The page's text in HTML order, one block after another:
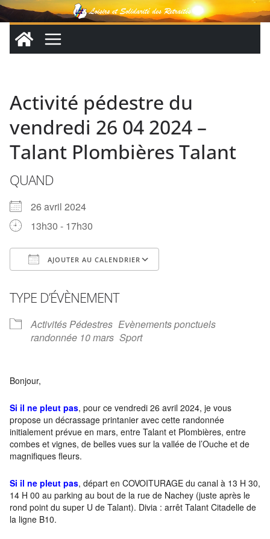
Passer
au
contenu
Activité pédestre du
vendredi 26 04 2024 –
Talant Plombières Talant
QUAND
26 avril 2024
13h30 - 17h30
AJOUTER AU CALENDRIER
TYPE D’ÉVÈNEMENT
Activités Pédestres Evènements ponctuels
randonnée 10 mars Sport
Bonjour,
Si il ne pleut pas, pour ce vendredi 26 avril 2024, je vous
propose un décrassage printanier avec cette randonnée
initialement prévue en mars, entre Talant et Plombières, entre
combes et vignes, de belles vues sur la vallée de l’Ouche et de
magnifiques fleurs.
Si il ne pleut pas, départ en COVOITURAGE du canal à 13 H 30,
14 H 00 au parking au bout de la rue de Nachey (juste après le
rond point du super U de Talant). Divia : arrêt Talant Citadelle de
la ligne B10.